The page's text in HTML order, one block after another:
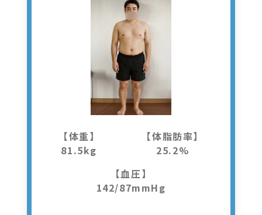
【体重】
81.5kg
【体脂肪率】
25.2%
【血圧】
142/87mmHg